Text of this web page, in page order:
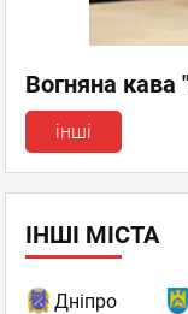
Вогняна кава
інші
ІНШІ МІСТА
Дніпро